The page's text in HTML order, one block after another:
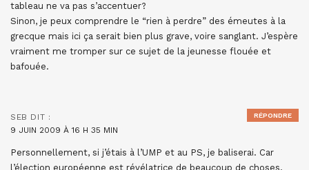
tableau ne va pas s’accentuer?
Sinon, je peux comprendre le “rien à perdre” des émeutes à la
grecque mais ici ça serait bien plus grave, voire sanglant. J’espère
vraiment me tromper sur ce sujet de la jeunesse flouée et
bafouée.
SEB DIT :
9 JUIN 2009 À 16 H 35 MIN
Personnellement, si j’étais à l’UMP et au PS, je baliserai. Car
l’élection européenne est révélatrice de beaucoup de choses.
RÉPONDRE